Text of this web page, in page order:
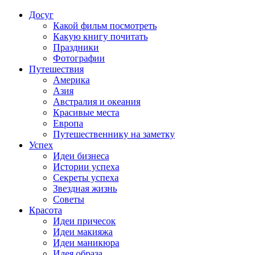
Досуг
Какой фильм посмотреть
Какую книгу почитать
Праздники
Фотографии
Путешествия
Америка
Азия
Австралия и океания
Красивые места
Европа
Путешественнику на заметку
Успех
Идеи бизнеса
Истории успеха
Секреты успеха
Звездная жизнь
Советы
Красота
Идеи причесок
Идеи макияжа
Идеи маникюра